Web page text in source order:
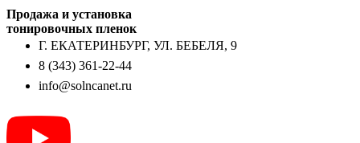
Продажа и установка
тонировочных пленок
Г. ЕКАТЕРИНБУРГ, УЛ. БЕБЕЛЯ, 9
8 (343) 361-22-44
info@solncanet.ru